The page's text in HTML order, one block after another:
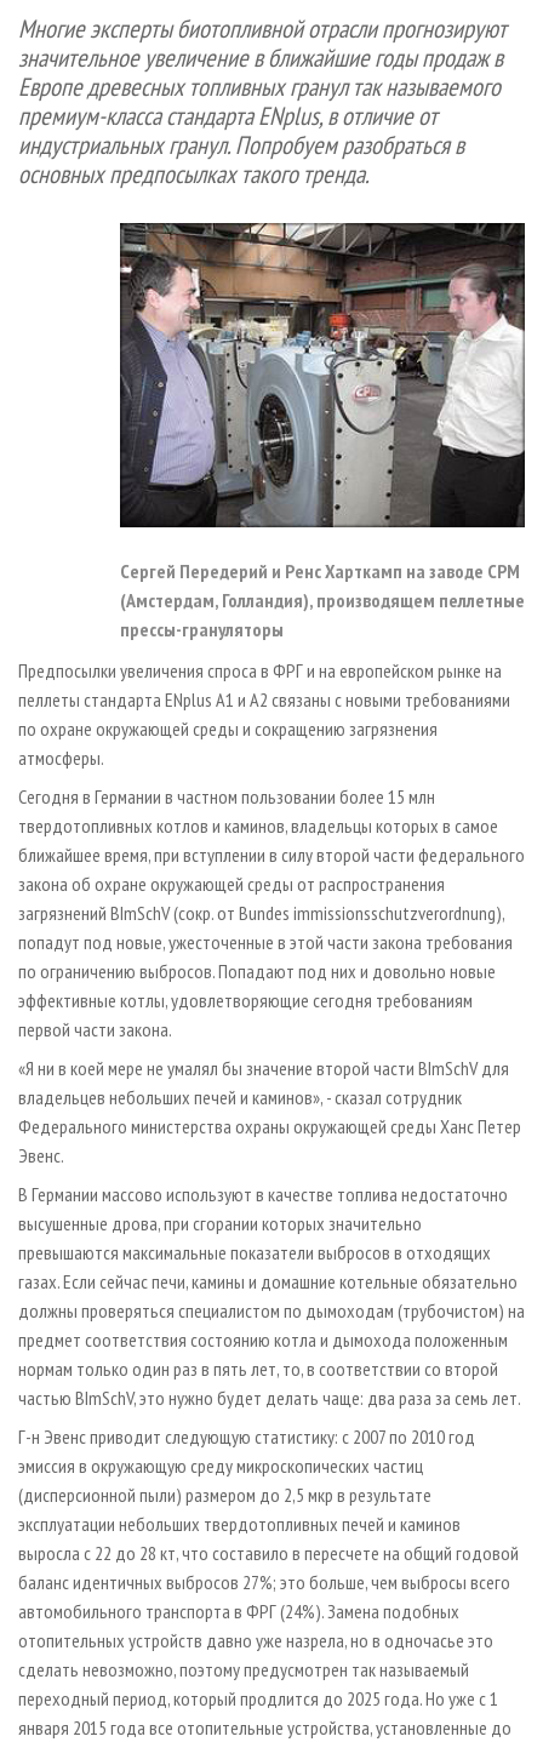
СУШКА ДРЕВЕСИНЫ
ПРОИЗВОДСТВО ДРЕВЕСНЫХ ПЛИТ
ДЕРЕВЯННОЕ ДОМОСТРОЕНИЕ
ПРОИЗВОДСТВО МЕБЕЛИ
БИОЭНЕРГЕТИКА
ИНСТРУМЕНТ И МАТЕРИАЛЫ
ПЕРСОНЫ
МОБИЛЬНЫЕ ВЫСТАВКИ
ОФИЦИАЛЬНЫЕ ДЕЛЕГАЦИИ
ПРИОРИТЕТНЫЕ ИНВЕСТПРОЕКТЫ
RUSSIAN FORESTRY REVIEW
ГАЗЕТА ЛЕСПРОМФОРУМ
БИБЛИОТЕКА СПЕЦИАЛИСТА
КОНТАКТЫ
РЕКЛАМА
РЕКЛАМА НА САЙТЕ
Многие эксперты биотопливной отрасли прогнозируют
значительное увеличение в ближайшие годы продаж в
Европе древесных топливных гранул так называемого
премиум-класса стандарта ENplus, в отличие от
индустриальных гранул. Попробуем разобраться в
основных предпосылках такого тренда.
Сергей Передерий и Ренс Харткамп на заводе СРМ
(Амстердам, Голландия), производящем пеллетные
прессы-грануляторы
Предпосылки увеличения спроса в ФРГ и на европейском рынке на
пеллеты стандарта ENplus А1 и А2 связаны с новыми требованиями
по охране окружающей среды и сокращению загрязнения
атмосферы.
Сегодня в Германии в частном пользовании более 15 млн
твердотопливных котлов и каминов, владельцы которых в самое
ближайшее время, при вступлении в силу второй части федерального
закона об охране окружающей среды от распространения
загрязнений BImSchV (сокр. от Bundes immissionsschutzverordnung),
попадут под новые, ужесточенные в этой части закона требования
по ограничению выбросов. Попадают под них и довольно новые
эффективные котлы, удовлетворяющие сегодня требованиям
первой части закона.
«Я ни в коей мере не умалял бы значение второй части BImSchV для
владельцев небольших печей и каминов», - сказал сотрудник
Федерального министерства охраны окружающей среды Ханс Петер
Эвенс.
В Германии массово используют в качестве топлива недостаточно
высушенные дрова, при сгорании которых значительно
превышаются максимальные показатели выбросов в отходящих
газах. Если сейчас печи, камины и домашние котельные обязательно
должны проверяться специалистом по дымоходам (трубочистом) на
предмет соответствия состоянию котла и дымохода положенным
нормам только один раз в пять лет, то, в соответствии со второй
частью BImSchV, это нужно будет делать чаще: два раза за семь лет.
Г-н Эвенс приводит следующую статистику: с 2007 по 2010 год
эмиссия в окружающую среду микроскопических частиц
(дисперсионной пыли) размером до 2,5 мкр в результате
эксплуатации небольших твердотопливных печей и каминов
выросла с 22 до 28 кт, что составило в пересчете на общий годовой
баланс идентичных выбросов 27%; это больше, чем выбросы всего
автомобильного транспорта в ФРГ (24%). Замена подобных
отопительных устройств давно уже назрела, но в одночасье это
сделать невозможно, поэтому предусмотрен так называемый
переходный период, который продлится до 2025 года. Но уже с 1
января 2015 года все отопительные устройства, установленные до